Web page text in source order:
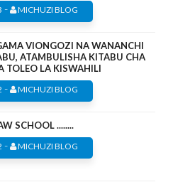
- MICHUZI BLOG
VIONGOZI NA WANANCHI
ATAMBULISHA KITABU CHA
TOLEO LA KISWAHILI
- MICHUZI BLOG
SCHOOL ........
- MICHUZI BLOG